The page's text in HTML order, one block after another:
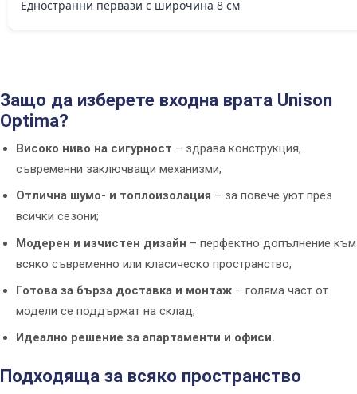
Едностранни первази с широчина 8 см
Защо да изберете входна врата Unison
Optima?
Високо ниво на сигурност – здрава конструкция,
съвременни заключващи механизми;
Отлична шумо- и топлоизолация – за повече уют през
всички сезони;
Модерен и изчистен дизайн – перфектно допълнение към
всяко съвременно или класическо пространство;
Готова за бърза доставка и монтаж – голяма част от
модели се поддържат на склад;
Идеално решение за апартаменти и офиси.
Подходяща за всяко пространство